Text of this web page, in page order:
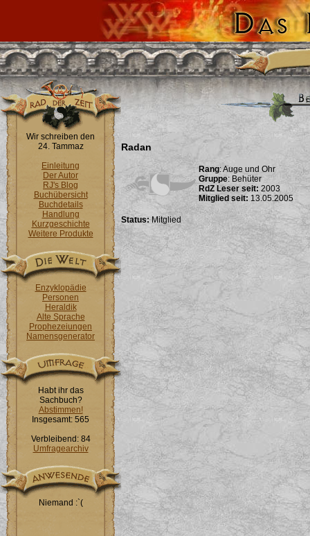
Wir schreiben den
24. Tammaz
Einleitung
Der Autor
RJ's Blog
Buchübersicht
Buchdetails
Handlung
Kurzgeschichte
Weitere Produkte
Enzyklopädie
Personen
Heraldik
Alte Sprache
Prophezeiungen
Namensgenerator
Habt ihr das
Sachbuch?
Abstimmen!
Insgesamt: 565
Verbleibend: 84
Umfragearchiv
Niemand :`(
Radan
Rang: Auge und Ohr
Gruppe: Behüter
RdZ Leser seit: 2003
Mitglied seit: 13.05.2005
Status:Mitglied